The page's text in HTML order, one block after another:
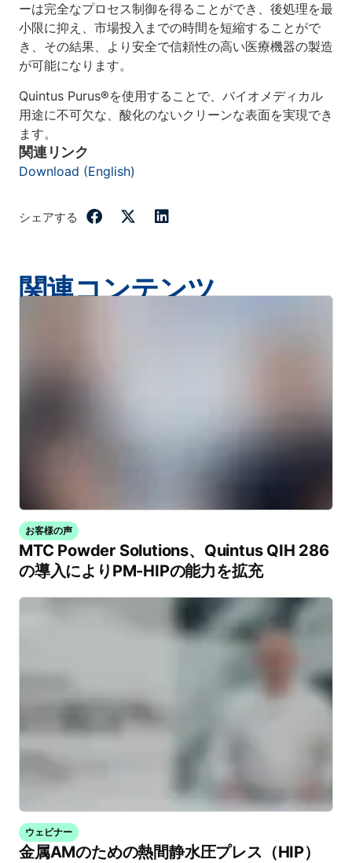
ーは完全なプロセス制御を得ることができ、後処理を最
小限に抑え、市場投入までの時間を短縮することがで
き、その結果、より安全で信頼性の高い医療機器の製造
が可能になります。
Quintus Purus®を使用することで、バイオメディカル
用途に不可欠な、酸化のないクリーンな表面を実現でき
ます。
関連リンク
Download (English)
シェアする
関連コンテンツ
お客様の声
MTC Powder Solutions、Quintus QIH 286
の導入によりPM-HIPの能力を拡充
ウェビナー
金属AMのための熱間静水圧プレス（HIP）